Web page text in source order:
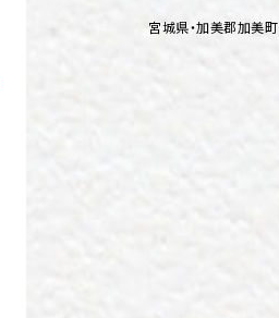
宮城県・加美郡加美町